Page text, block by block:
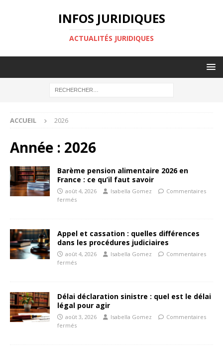
INFOS JURIDIQUES
ACTUALITÉS JURIDIQUES
ACCUEIL 2026
Année : 2026
Barème pension alimentaire 2026 en
France : ce qu’il faut savoir
août 4, 2026 Isabella Gomez
Commentaires
fermés
Appel et cassation : quelles différences
dans les procédures judiciaires
août 4, 2026 Isabella Gomez
Commentaires
fermés
Délai déclaration sinistre : quel est le délai
légal pour agir
août 3, 2026 Isabella Gomez
Commentaires
fermés